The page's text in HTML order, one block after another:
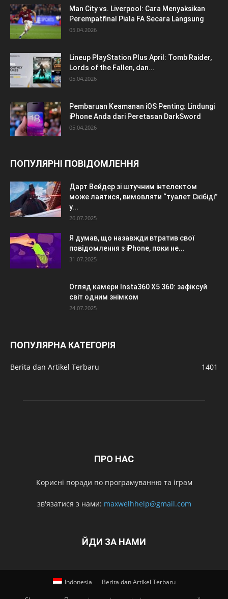
Man City vs. Liverpool: Cara Menyaksikan
Perempatfinal Piala FA Secara Langsung
05.04.2026
Lineup PlayStation Plus April: Tomb Raider,
Lords of the Fallen, dan...
05.04.2026
Pembaruan Keamanan iOS Penting: Lindungi
iPhone Anda dari Peretasan DarkSword
05.04.2026
ПОПУЛЯРНІ ПОВІДОМЛЕННЯ
Дарт Вейдер зі штучним інтелектом
може лаятися, вимовляти “туалет Скібіді”
у...
26.07.2025
Я думав, що назавжди втратив свої
повідомлення з iPhone, поки не...
31.07.2025
Огляд камери Insta360 X5 360: зафіксуй
світ одним знімком
24.07.2025
ПОПУЛЯРНА КАТЕГОРІЯ
Berita dan Artikel Terbaru 1401
ПРО НАС
Корисні поради по програмуванню та іграм
зв'язатися з нами: maxwelhhelp@gmail.com
ЙДИ ЗА НАМИ
Indonesia Berita dan Artikel Terbaru